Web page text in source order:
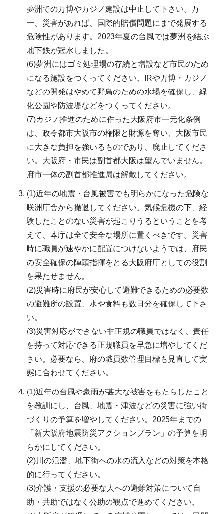
夢洲での万博やカジノ建設は中止して下さい。万
一、災害があれば、国際的賠償問題にまで発展する
危険性があります。2023年夏の台風では夢洲を結ぶ
地下鉄が冠水しました。
(6)夢洲にはゴミ処理場の存続と増設など市民のため
になる施設をつくってください。IRや万博・カジノ
などの開発はやめて野鳥のための水場を確保し、緑
化公園や防波堤などをつくってください。
(7)カジノ推進のために作った大阪府市一元化条例
は、政令都市大阪市の権限と財源を奪い、大阪市民
に大きな負担を強いるものであり、廃止してくださ
い。大阪府・市民は副首都大阪は望んでいません。
府市一体の副首都推進局は解散してください。
(1)近年の地震・台風被害でも明らかになった危険な
咲洲庁舎から撤退してください。気候危機の下、経
験したことのない災害が起こりうるということを考
えて、本庁は全て安全な場所に置くべきです。災害
時に職員が速やかに配置につけないようでは、府民
の安全確保の陣頭指揮をとる大阪府庁としての役割
を果たせません。
(2)災害時に府民が安心して避難できるための必要数
の避難所の設置、水や食料も数日分を確保して下さ
い。
(3)災害対応ができない非正規の職員ではなく、責任
を持って対応できる正規職員を早急に増やしてくだ
さい。必要なら、府の職員数管理目標も見直して実
態に合わせてください。
(1)近年の台風や豪雨が甚大な被害をもたらしたこと
を教訓にし、台風、地震・津波などの災害に強い街
づくりの予算を増やしてください。2025年までの
「新大阪府地震防災アクションプラン」の予算を明
らかにしてください。
(2)川の氾濫、地下街への水の流入などの対策を本格
的に行ってください。
(3)介護・支援の必要な人への避難対策について自
助・共助ではなく公助の観点で進めてください。